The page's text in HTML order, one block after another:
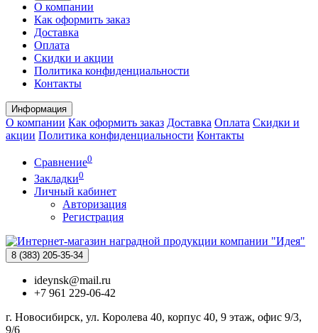
О компании
Как оформить заказ
Доставка
Оплата
Скидки и акции
Политика конфиденциальности
Контакты
Информация
О компании Как оформить заказ Доставка Оплата Скидки и
акции Политика конфиденциальности Контакты
Сравнение0
Закладки0
Личный кабинет
Авторизация
Регистрация
8 (383) 205-35-34
ideynsk@mail.ru
+7 961 229-06-42
г. Новосибирск, ул. Королева 40, корпус 40, 9 этаж, офис 9/3,
9/6